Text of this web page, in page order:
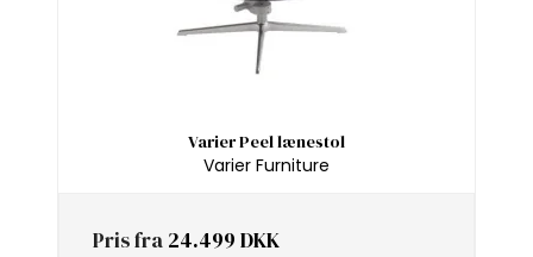
Varier Peel lænestol
Varier Furniture
Pris fra 24.499 DKK